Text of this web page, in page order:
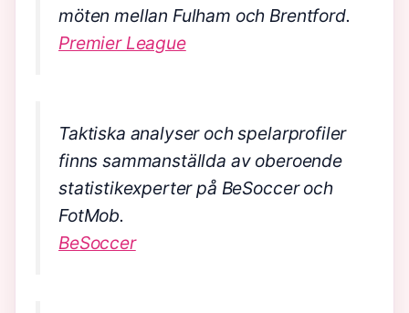
möten mellan Fulham och Brentford.
Premier League
Taktiska analyser och spelarprofiler
finns sammanställda av oberoende
statistikexperter på BeSoccer och
FotMob.
BeSoccer